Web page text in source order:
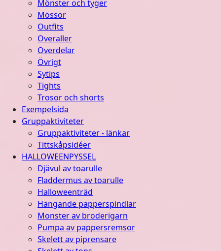
Mönster och tyger
Mössor
Outfits
Overaller
Överdelar
Övrigt
Sytips
Tights
Trosor och shorts
Exempelsida
Gruppaktiviteter
Gruppaktiviteter - länkar
Tittskåpsidéer
HALLOWEENPYSSEL
Djävul av toarulle
Fladdermus av toarulle
Halloweenträd
Hängande papperspindlar
Monster av broderigarn
Pumpa av pappersremsor
Skelett av piprensare